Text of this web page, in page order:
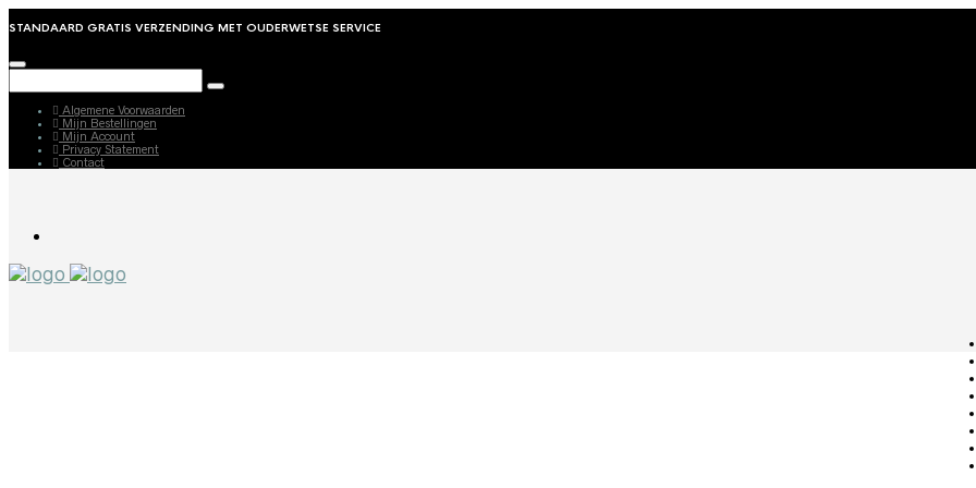
STANDAARD GRATIS VERZENDING MET OUDERWETSE SERVICE
Algemene Voorwaarden
Mijn Bestellingen
Mijn Account
Privacy Statement
Contact